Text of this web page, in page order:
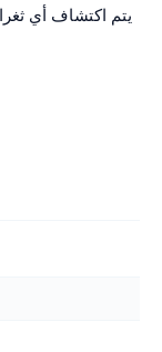
يتم اكتشاف أي